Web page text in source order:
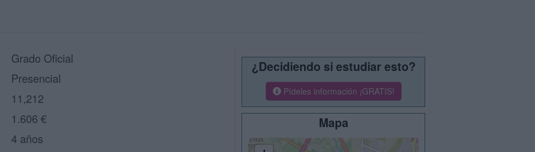
Grado Oficial
Presencial
11,212
1.606 €
4 años
¿Decidiendo si estudiar esto?
Pídeles información ¡GRATIS!
Mapa